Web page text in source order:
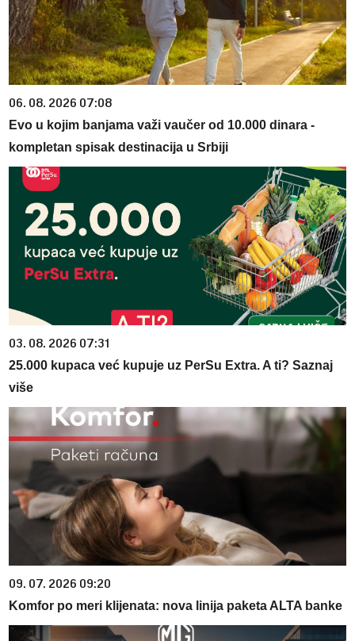
06. 08. 2026 07:08
Evo u kojim banjama važi vaučer od 10.000 dinara -
kompletan spisak destinacija u Srbiji
03. 08. 2026 07:31
25.000 kupaca već kupuje uz PerSu Extra. A ti? Saznaj
više
09. 07. 2026 09:20
Komfor po meri klijenata: nova linija paketa ALTA banke